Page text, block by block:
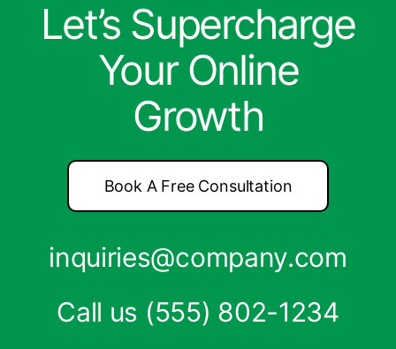
Let’s Supercharge
Your Online
Growth
Book A Free Consultation
inquiries@company.com
Call us (555) 802-1234